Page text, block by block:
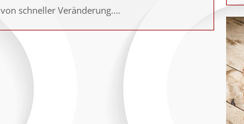
von schneller Veränderung.…